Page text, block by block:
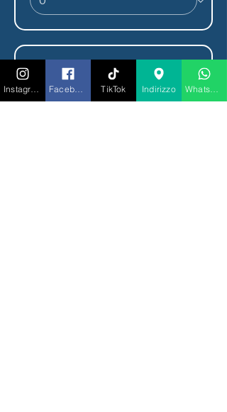
Tipo di biglietto
CENA
SPETTACOLO+BELLAVISTA
TikTok Indirizzo